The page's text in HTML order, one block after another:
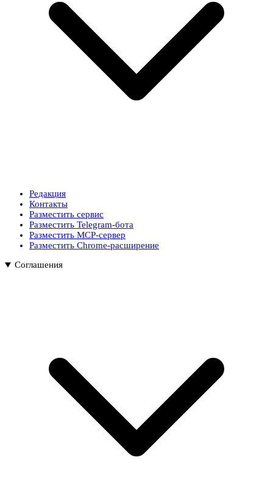
Редакция
Контакты
Разместить сервис
Разместить Telegram-бота
Разместить MCP-сервер
Разместить Chrome-расширение
Соглашения